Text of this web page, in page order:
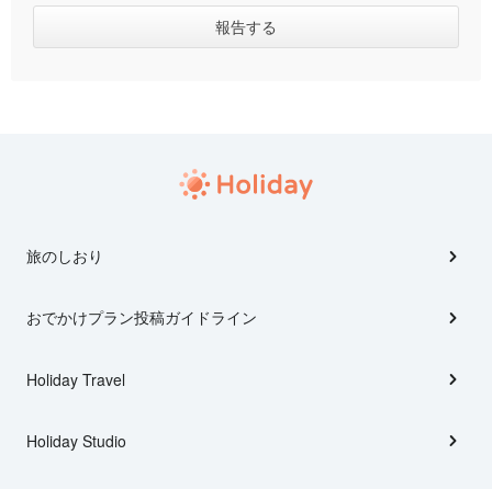
旅のしおり
おでかけプラン投稿ガイドライン
Holiday Travel
Holiday Studio